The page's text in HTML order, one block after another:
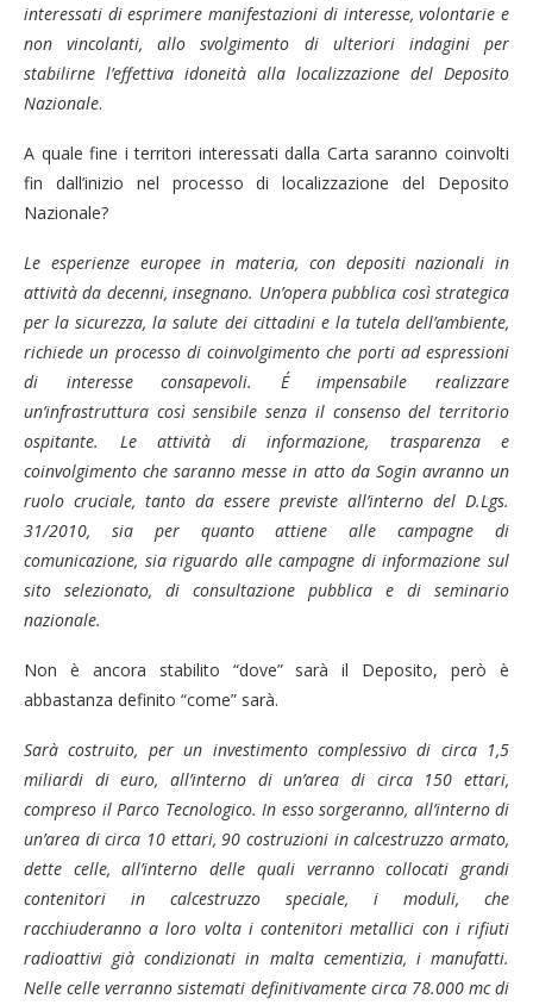
interessati di esprimere manifestazioni di interesse, volontarie e
non vincolanti, allo svolgimento di ulteriori indagini per
stabilirne l’effettiva idoneità alla localizzazione del Deposito
Nazionale.
A quale fine i territori interessati dalla Carta saranno coinvolti
fin dall’inizio nel processo di localizzazione del Deposito
Nazionale?
Le esperienze europee in materia, con depositi nazionali in
attività da decenni, insegnano. Un’opera pubblica così strategica
per la sicurezza, la salute dei cittadini e la tutela dell’ambiente,
richiede un processo di coinvolgimento che porti ad espressioni
di interesse consapevoli. É impensabile realizzare
un’infrastruttura così sensibile senza il consenso del territorio
ospitante.
Le attività di informazione, trasparenza e
coinvolgimento che saranno messe in atto da Sogin avranno un
ruolo cruciale, tanto da essere previste all’interno del D.Lgs.
31/2010, sia per quanto attiene alle campagne di
comunicazione, sia riguardo alle campagne di informazione sul
sito selezionato, di consultazione pubblica e di seminario
nazionale.
Non è ancora stabilito “dove” sarà il Deposito, però è
abbastanza definito “come” sarà.
Sarà costruito, per un investimento complessivo di circa 1,5
miliardi di euro, all’interno di un’area di circa 150 ettari,
compreso il Parco Tecnologico. In esso sorgeranno, all’interno di
un’area di circa 10 ettari, 90 costruzioni in calcestruzzo armato,
dette celle, all’interno delle quali verranno collocati grandi
contenitori in calcestruzzo speciale, i moduli, che
racchiuderanno a loro volta i contenitori metallici con i rifiuti
radioattivi già condizionati in malta cementizia, i manufatti.
Nelle celle verranno sistemati definitivamente circa 78.000 mc di